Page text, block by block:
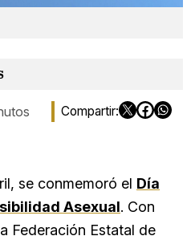
se conmemoró el Día
Asexual. Con
Federación Estatal de